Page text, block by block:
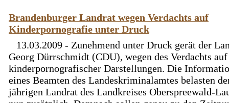
Brandenburger Landrat wegen Verdachts auf
Kinderpornografie unter Druck
13.03.2009 - Zunehmend unter Druck gerät der
Georg Dürrschmidt (CDU), wegen des Verdachts
kinderpornografischer Darstellungen. Die
eines Beamten des Landeskriminalamtes belasten
jährigen Landrat des Landkreises Oberspreewald-